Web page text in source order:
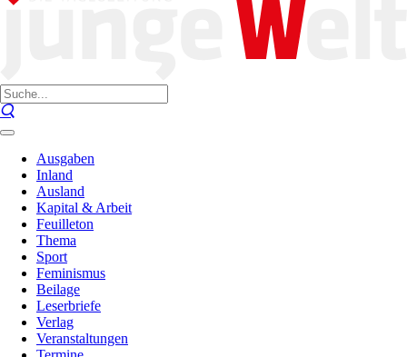
Ausgaben
Inland
Ausland
Kapital & Arbeit
Feuilleton
Thema
Sport
Feminismus
Beilage
Leserbriefe
Verlag
Veranstaltungen